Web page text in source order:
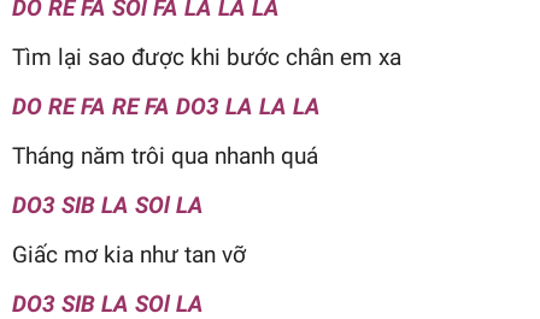
DO RE FA SOl FA LA LA LA
Tìm lại sao được khi bước chân em xa
DO RE FA RE FA DO3 LA LA LA
Tháng năm trôi qua nhanh quá
DO3 SIB LA SOl LA
Giấc mơ kia như tan vỡ
DO3 SIB LA SOl LA